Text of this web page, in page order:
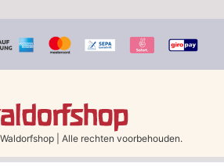
Alle rechten voorbehouden.